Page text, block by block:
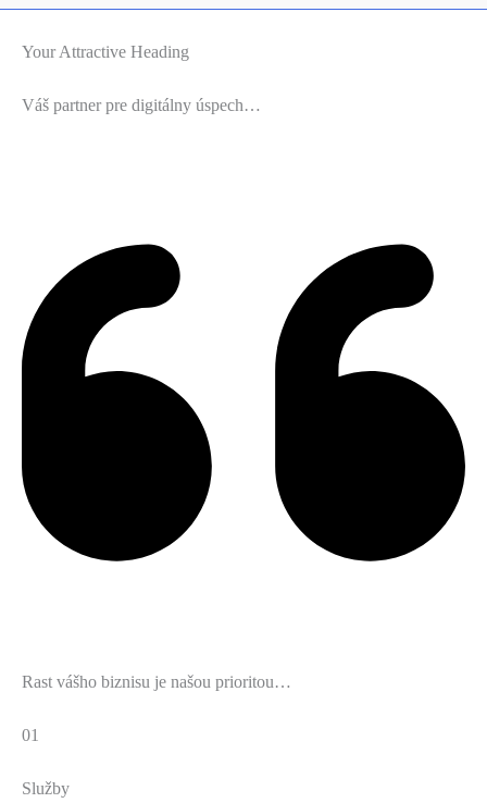
Your Attractive Heading
Váš partner pre digitálny úspech…
Rast vášho biznisu je našou prioritou…
01
Služby